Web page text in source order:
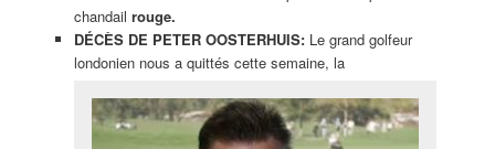
chandail rouge.
DÉCÈS DE PETER OOSTERHUIS: Le grand golfeur
londonien nous a quittés cette semaine, la